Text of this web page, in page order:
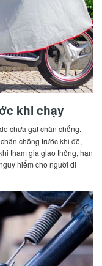
khi chạy
chưa gạt chân chống.
chống trước khi đề,
tham gia giao thông, hạn
hiểm cho người di